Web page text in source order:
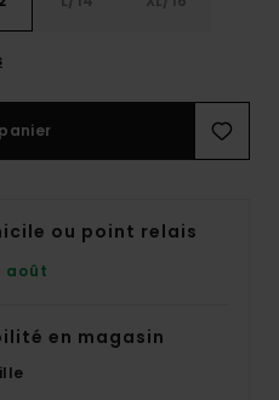
ou point relais
août
en magasin